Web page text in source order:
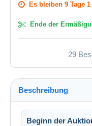
Es bleiben 9 Tage
Ende der
29
Beschreibung
Beginn der